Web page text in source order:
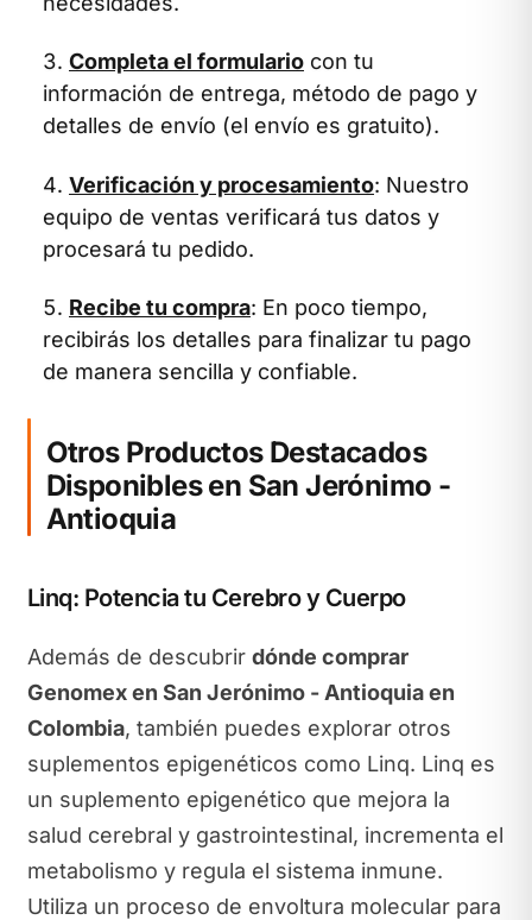
Completa el formulario con tu
información de entrega, método de pago y
detalles de envío (el envío es gratuito).
Verificación y procesamiento: Nuestro
equipo de ventas verificará tus datos y
procesará tu pedido.
Recibe tu compra: En poco tiempo,
recibirás los detalles para finalizar tu pago
de manera sencilla y confiable.
Otros Productos Destacados
Disponibles en San Jerónimo -
Antioquia
Linq: Potencia tu Cerebro y Cuerpo
Además de descubrir dónde comprar
Genomex en San Jerónimo - Antioquia en
Colombia, también puedes explorar otros
suplementos epigenéticos como Linq. Linq es
un suplemento epigenético que mejora la
salud cerebral y gastrointestinal, incrementa el
metabolismo y regula el sistema inmune.
Utiliza un proceso de envoltura molecular para